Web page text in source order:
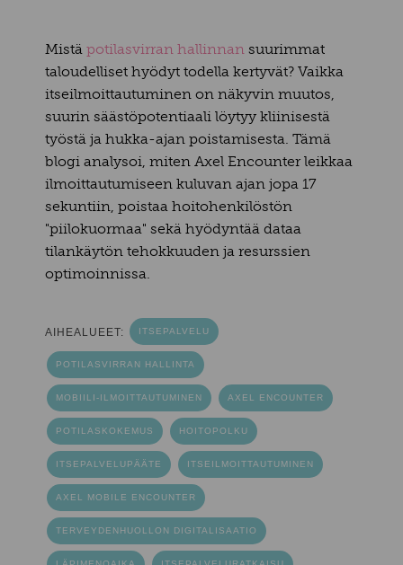
Mistä potilasvirran hallinnan suurimmat
taloudelliset hyödyt todella kertyvät? Vaikka
itseilmoittautuminen on näkyvin muutos,
suurin säästöpotentiaali löytyy kliinisestä
työstä ja hukka-ajan poistamisesta. Tämä
blogi analysoi, miten Axel Encounter leikkaa
ilmoittautumiseen kuluvan ajan jopa 17
sekuntiin, poistaa hoitohenkilöstön
"piilokuormaa" sekä hyödyntää dataa
tilankäytön tehokkuuden ja resurssien
optimoinnissa.
AIHEALUEET: ITSEPALVELU
POTILASVIRRAN HALLINTA
MOBIILI-ILMOITTAUTUMINEN AXEL ENCOUNTER
POTILASKOKEMUS HOITOPOLKU
ITSEPALVELUPÄÄTE ITSEILMOITTAUTUMINEN
AXEL MOBILE ENCOUNTER
TERVEYDENHUOLLON DIGITALISAATIO